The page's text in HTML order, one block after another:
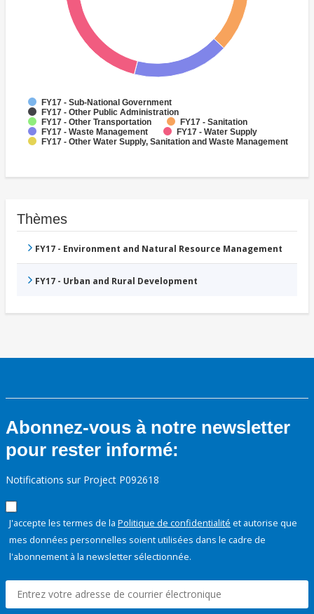
FY17 - Sub-National Government
FY17 - Other Public Administration
FY17 - Other Transportation
FY17 - Sanitation
FY17 - Waste Management
FY17 - Water Supply
FY17 - Other Water Supply, Sanitation and Waste Management
Thèmes
FY17 - Environment and Natural Resource Management
FY17 - Urban and Rural Development
Abonnez-vous à notre newsletter
pour rester informé:
Notifications sur Project P092618
J'accepte les termes de la Politique de confidentialité et autorise que
mes données personnelles soient utilisées dans le cadre de
l'abonnement à la newsletter sélectionnée.